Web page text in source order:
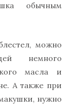
обычным
можно
немного
масла и
А также при
нужно